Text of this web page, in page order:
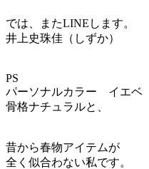
では、またLINEします。
井上史珠佳（しずか）
PS
パーソナルカラー イエベ
骨格ナチュラルと、
昔から春物アイテムが
全く似合わない私です。